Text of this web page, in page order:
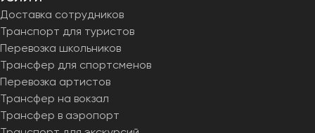
Доставка сотрудников
Транспорт для туристов
Перевозка школьников
Трансфер для спортсменов
Перевозка артистов
Трансфер на вокзал
Трансфер в аэропорт